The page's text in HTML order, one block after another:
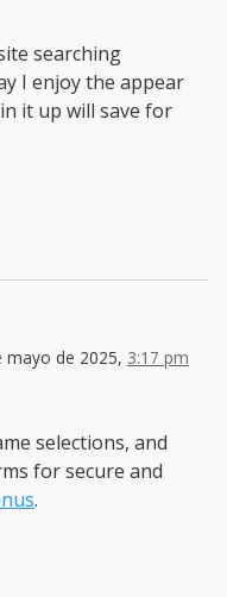
searching
I enjoy the appear
it up will save for
mayo de 2025, 3:17 pm
selections, and
for secure and
.